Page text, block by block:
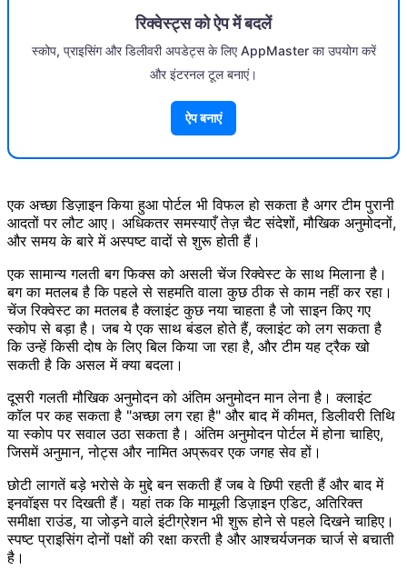
रिक्वेस्ट्स को ऐप में बदलें
स्कोप, प्राइसिंग और डिलीवरी अपडेट्स के लिए AppMaster का उपयोग करें
और इंटरनल टूल बनाएं।
ऐप बनाएं
एक अच्छा डिज़ाइन किया हुआ पोर्टल भी विफल हो सकता है अगर टीम पुरानी
आदतों पर लौट आए। अधिकतर समस्याएँ तेज़ चैट संदेशों, मौखिक अनुमोदनों,
और समय के बारे में अस्पष्ट वादों से शुरू होती हैं।
एक सामान्य गलती बग फिक्स को असली चेंज रिक्वेस्ट के साथ मिलाना है।
बग का मतलब है कि पहले से सहमति वाला कुछ ठीक से काम नहीं कर रहा।
चेंज रिक्वेस्ट का मतलब है क्लाइंट कुछ नया चाहता है जो साइन किए गए
स्कोप से बड़ा है। जब ये एक साथ बंडल होते हैं, क्लाइंट को लग सकता है
कि उन्हें किसी दोष के लिए बिल किया जा रहा है, और टीम यह ट्रैक खो
सकती है कि असल में क्या बदला।
दूसरी गलती मौखिक अनुमोदन को अंतिम अनुमोदन मान लेना है। क्लाइंट
कॉल पर कह सकता है "अच्छा लग रहा है" और बाद में कीमत, डिलीवरी तिथि
या स्कोप पर सवाल उठा सकता है। अंतिम अनुमोदन पोर्टल में होना चाहिए,
जिसमें अनुमान, नोट्स और नामित अप्रूवर एक जगह सेव हों।
छोटी लागतें बड़े भरोसे के मुद्दे बन सकती हैं जब वे छिपी रहती हैं और बाद में
इनवॉइस पर दिखती हैं। यहां तक कि मामूली डिज़ाइन एडिट, अतिरिक्त
समीक्षा राउंड, या जोड़ने वाले इंटीग्रेशन भी शुरू होने से पहले दिखने चाहिए।
स्पष्ट प्राइसिंग दोनों पक्षों की रक्षा करती है और आश्चर्यजनक चार्ज से बचाती
है।